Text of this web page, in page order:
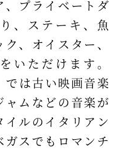
、プライベートダ
、ステーキ、魚
、オイスター、
いただけます。
は古い映画音楽
ャムなどの音楽が
ルのイタリアン
ガスでもロマンチ